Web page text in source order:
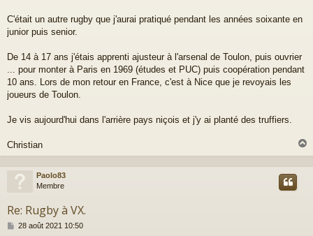
C'était un autre rugby que j'aurai pratiqué pendant les années soixante en
junior puis senior.
De 14 à 17 ans j'étais apprenti ajusteur à l'arsenal de Toulon, puis ouvrier
... pour monter à Paris en 1969 (études et PUC) puis coopération pendant
10 ans. Lors de mon retour en France, c'est à Nice que je revoyais les
joueurs de Toulon.
Je vis aujourd'hui dans l'arrière pays niçois et j'y ai planté des truffiers.
Christian
a
Paolo83
Membre
Re: Rugby à VX.
M
28 août 2021 10:50